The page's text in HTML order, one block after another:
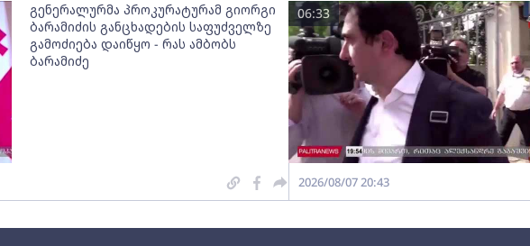
გენერალურმა პროკურატურამ გიორგი
ბარამიძის განცხადების საფუძველზე
გამოძიება დაიწყო - რას ამბობს
ბარამიძე
06:33
2026/08/07 20:43